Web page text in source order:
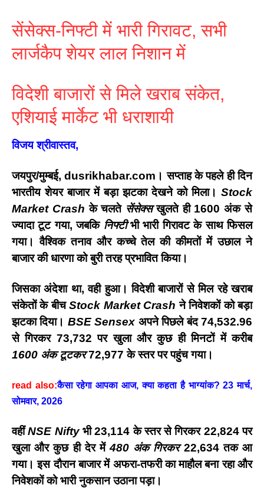
सेंसेक्स-निफ्टी में भारी गिरावट, सभी
लार्जकैप शेयर लाल निशान में
विदेशी बाजारों से मिले खराब संकेत,
एशियाई मार्केट भी धराशायी
विजय श्रीवास्तव,
जयपुर/मुम्बई, dusrikhabar.com। सप्ताह के पहले ही दिन
भारतीय शेयर बाजार में बड़ा झटका देखने को मिला। Stock
Market Crash के चलते सेंसेक्सखुलते ही 1600 अंक से
ज्यादा टूट गया, जबकि निफ्टीभी भारी गिरावट के साथ फिसल
गया। वैश्विक तनाव और कच्चे तेल की कीमतों में उछाल ने
बाजार की धारणा को बुरी तरह प्रभावित किया।
जिसका अंदेशा था, वही हुआ। विदेशी बाजारों से मिल रहे खराब
संकेतों के बीचStock Market Crash ने निवेशकों को बड़ा
झटका दिया। BSE Sensex अपने पिछले बंद 74,532.96
से गिरकर 73,732 पर खुला और कुछ ही मिनटों में करीब
1600 अंक टूटकर72,977 के स्तर पर पहुंच गया।
read also:कैसा रहेगा आपका आज, क्या कहता है भाग्यांक? 23 मार्च,
सोमवार, 2026
वहींNSE Niftyभी 23,114 के स्तर से गिरकर 22,824 पर
खुला और कुछ ही देर में480 अंक गिरकर22,634 तक आ
गया। इस दौरान बाजार में अफरा-तफरी का माहौल बना रहा और
निवेशकों को भारी नुकसान उठाना पड़ा।